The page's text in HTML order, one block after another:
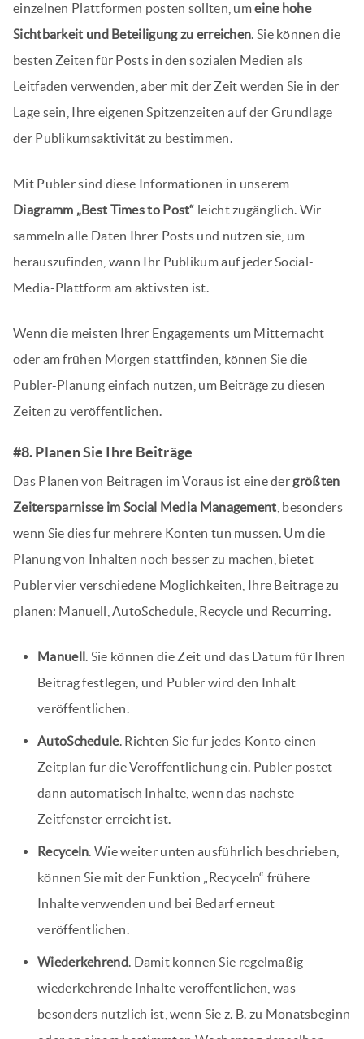
einzelnen Plattformen posten sollten, umeine hohe
Sichtbarkeit und Beteiligung zu erreichen. Sie können die
besten Zeiten für Posts in den sozialen Medien als
Leitfaden verwenden, aber mit der Zeit werden Sie in der
Lage sein, Ihre eigenen Spitzenzeiten auf der Grundlage
der Publikumsaktivität zu bestimmen.
Mit Publer sind diese Informationen in unserem
Diagramm „Best Times to Post“ leicht zugänglich. Wir
sammeln alle Daten Ihrer Posts und nutzen sie, um
herauszufinden, wann Ihr Publikum auf jeder Social-
Media-Plattform am aktivsten ist.
Wenn die meisten Ihrer Engagements um Mitternacht
oder am frühen Morgen stattfinden, können Sie die
Publer-Planung einfach nutzen, um Beiträge zu diesen
Zeiten zu veröffentlichen.
#8. Planen Sie Ihre Beiträge
Das Planen von Beiträgen im Voraus ist eine der größten
Zeitersparnisse im Social Media Management , besonders
wenn Sie dies für mehrere Konten tun müssen. Um die
Planung von Inhalten noch besser zu machen, bietet
Publer vier verschiedene Möglichkeiten, Ihre Beiträge zu
planen: Manuell, AutoSchedule, Recycle und Recurring.
Manuell. Sie können die Zeit und das Datum für Ihren
Beitrag festlegen, und Publer wird den Inhalt
veröffentlichen.
AutoSchedule. Richten Sie für jedes Konto einen
Zeitplan für die Veröffentlichung ein. Publer postet
dann automatisch Inhalte, wenn das nächste
Zeitfenster erreicht ist.
Recyceln. Wie weiter unten ausführlich beschrieben,
können Sie mit der Funktion „Recyceln“ frühere
Inhalte verwenden und bei Bedarf erneut
veröffentlichen.
Wiederkehrend. Damit können Sie regelmäßig
wiederkehrende Inhalte veröffentlichen, was
besonders nützlich ist, wenn Sie z. B. zu Monatsbeginn